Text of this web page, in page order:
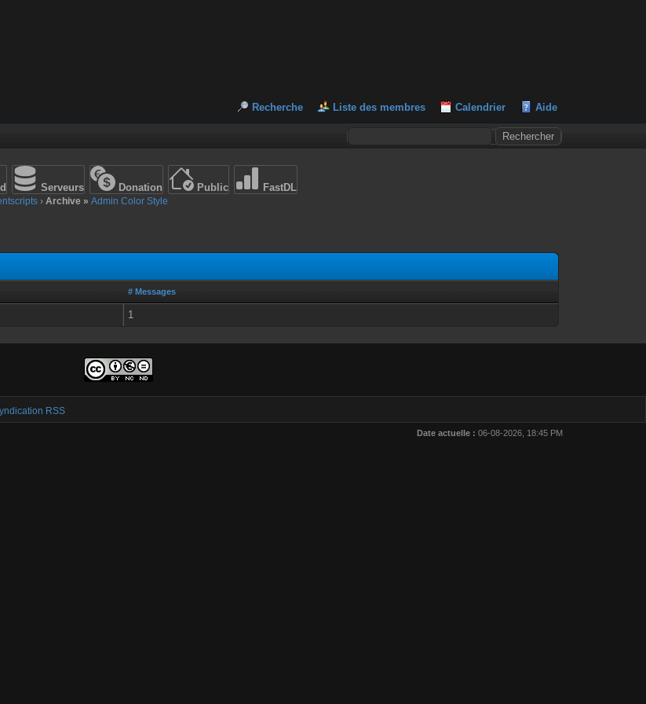
Recherche Liste des membres Calendrier Aide
Serveurs Donation Public FastDL
›Archive » Admin Color Style
# Messages
1
RSS
Date actuelle : 06-08-2026, 18:45 PM